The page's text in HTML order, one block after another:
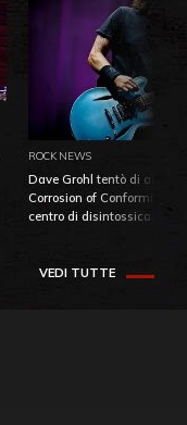
ROCK NEWS
Dave Grohl tentò di
Corrosion of Conformity
centro di
VEDI TUTTE